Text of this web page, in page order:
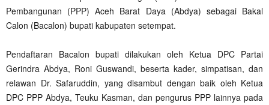
Pembangunan (PPP) Aceh Barat Daya (Abdya) sebagai Bakal
Calon (Bacalon) bupati kabupaten setempat.
Pendaftaran Bacalon bupati dilakukan oleh Ketua DPC Partai
Gerindra Abdya, Roni Guswandi, beserta kader, simpatisan, dan
relawan Dr. Safaruddin, yang disambut dengan baik oleh Ketua
DPC PPP Abdya, Teuku Kasman, dan pengurus PPP lainnya pada